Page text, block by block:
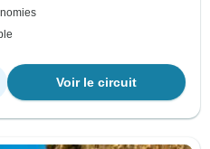
Voir le circuit